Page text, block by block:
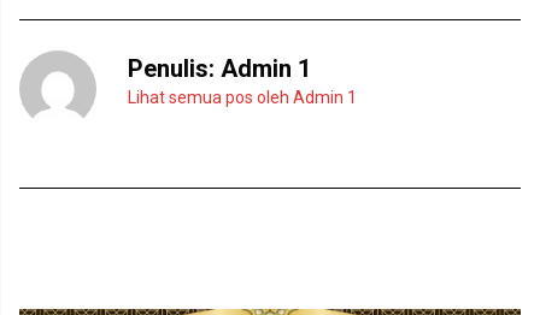
Penulis: Admin 1
Lihat semua pos oleh Admin 1